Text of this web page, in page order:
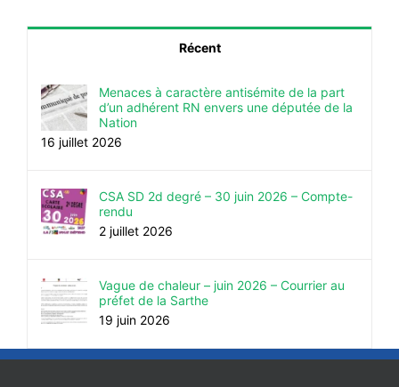
Récent
Menaces à caractère antisémite de la part
d’un adhérent RN envers une députée de la
Nation
16 juillet 2026
CSA SD 2d degré – 30 juin 2026 – Compte-
rendu
2 juillet 2026
Vague de chaleur – juin 2026 – Courrier au
préfet de la Sarthe
19 juin 2026